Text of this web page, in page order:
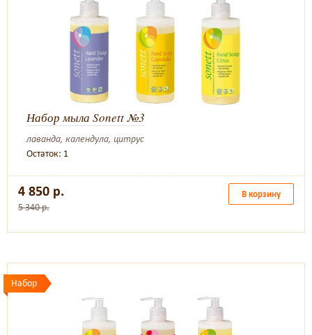
Набор мыла Sonett №3
лаванда, календула, цитрус
Остаток: 1
4 850 р.
5 340 р.
В корзину
Набор